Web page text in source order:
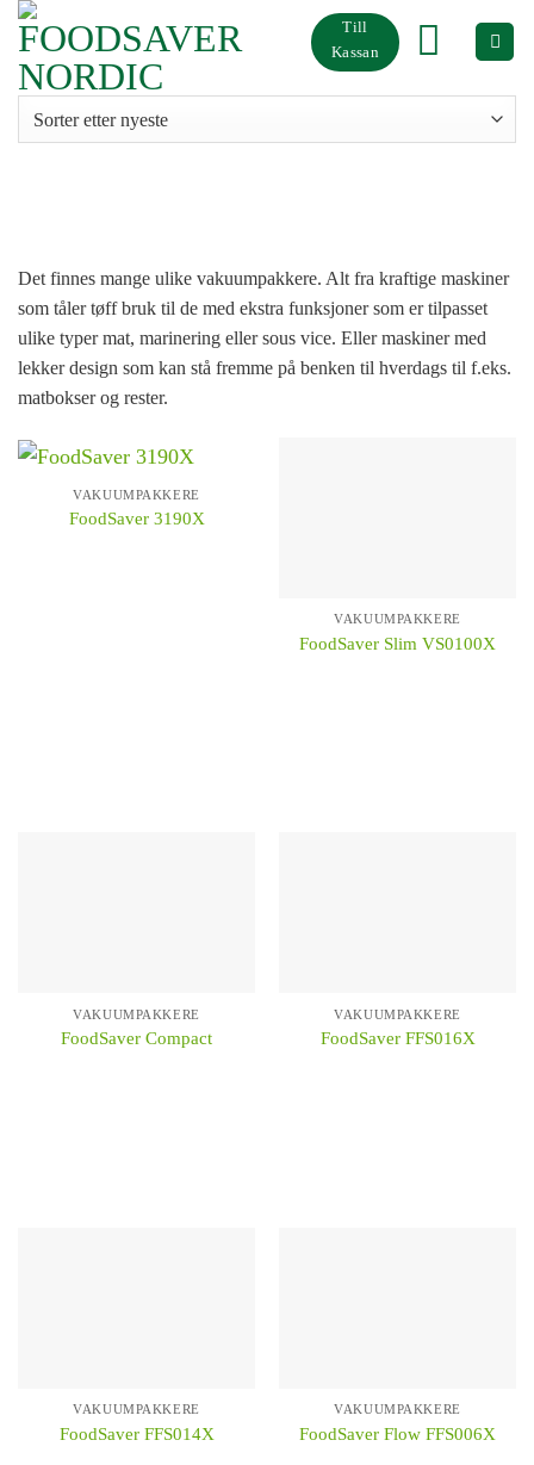
Skip
content
Till
Kassan
Det finnes mange ulike vakuumpakkere. Alt fra kraftige maskiner
som tåler tøff bruk til de med ekstra funksjoner som er tilpasset
ulike typer mat, marinering eller sous vice. Eller maskiner med
lekker design som kan stå fremme på benken til hverdags til f.eks.
matbokser og rester.
VAKUUMPAKKERE
FoodSaver 3190X
VAKUUMPAKKERE
FoodSaver Slim VS0100X
VAKUUMPAKKERE
FoodSaver Compact
VAKUUMPAKKERE
FoodSaver FFS016X
VAKUUMPAKKERE
FoodSaver FFS014X
VAKUUMPAKKERE
FoodSaver Flow FFS006X